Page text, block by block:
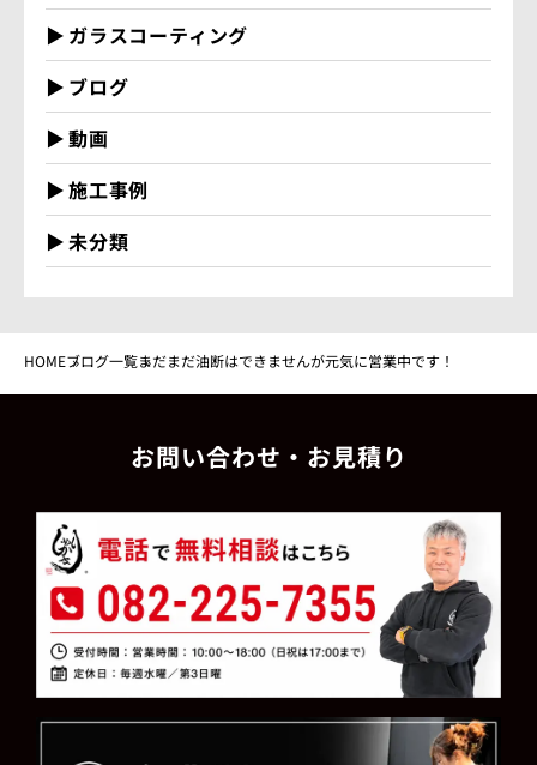
ガラスコーティング
ブログ
動画
施工事例
未分類
HOMEブログ一覧まだまだ油断はできませんが元気に営業中です！
お問い合わせ・お見積り